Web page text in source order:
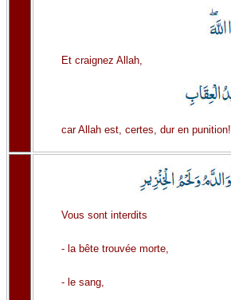
Et craignez Allah,
car Allah est, certes, dur en punition!
Vous sont interdits
- la bête trouvée morte,
- le sang,